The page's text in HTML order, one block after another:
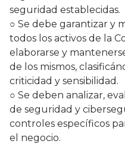
seguridad establecidas.
○ Se debe garantizar y
todos los activos de la
elaborarse y
de los mismos,
criticidad y sensibilidad.
○ Se deben analizar,
de seguridad y
controles específicos
el negocio.